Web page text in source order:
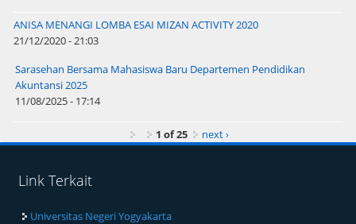
ANISA MENANGI LOMBA ESAI MIZAN ACTIVITY 2020
21/12/2020 - 21:03
Sarasehan Bersama Mahasiswa Baru Departemen Pendidikan
Akuntansi 2025
11/08/2025 - 17:14
1 of 25 next ›
Link Terkait
Universitas Negeri Yogyakarta